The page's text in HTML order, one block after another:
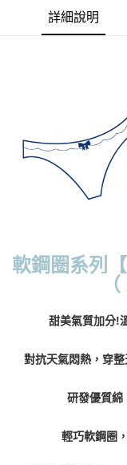
每筆NT$70，滿
每筆NT$70，滿
付款後萊爾富取貨
每筆NT$70，滿
每筆NT$70，滿
每筆NT$70，滿
離島宅配
詳細說明
軟鋼圈系列
甜美氣質加分!
對抗天氣悶熱，穿
研發優質綿
輕巧軟鋼圈